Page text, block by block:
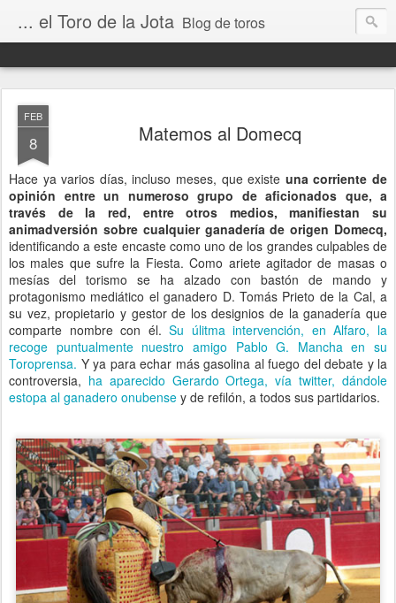
... el Toro de la Jota Blog de toros
FEB
8 Matemos al Domecq
Hace ya varios días, incluso meses, que existe una corriente de
opinión entre un numeroso grupo de aficionados que, a
través de la red, entre otros medios, manifiestan su
animadversión sobre cualquier ganadería de origen Domecq,
identificando a este encaste como uno de los grandes culpables de
los males que sufre la Fiesta. Como ariete agitador de masas o
mesías del torismo se ha alzado con bastón de mando y
protagonismo mediático el ganadero D. Tomás Prieto de la Cal, a
su vez, propietario y gestor de los designios de la ganadería que
comparte nombre con él.Su úlitma intervención, en Alfaro, la
recoge puntualmente nuestro amigo Pablo G. Mancha en su
Toroprensa. Y ya para echar más gasolina al fuego del debate y la
controversia, ha aparecido Gerardo Ortega, vía twitter, dándole
estopa al ganadero onubense y de refilón, a todos sus partidarios.